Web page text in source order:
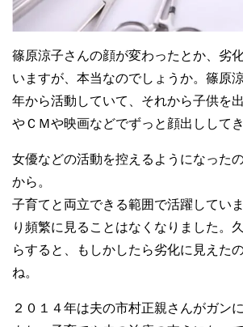
篠原涼子さんの顔が変わったとか、劣
いますが、本当なのでしょうか。篠原
年から活動していて、それから子供を
やＣＭや映画などでずっと顔出ししてき
女優などの活動を控えるようになった
から。
子育てと両立できる範囲で活躍してい
り頻繁に見ることはなくなりました。
らすると、もしかしたら劣化に見えた
ね。
２０１４年は夫の市村正親さんがガン